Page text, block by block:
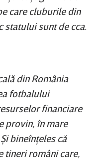
care cluburile din
statului sunt de cca.
din România
fotbalului
financiare
provin, în mare
bineînţeles că
tineri români care,